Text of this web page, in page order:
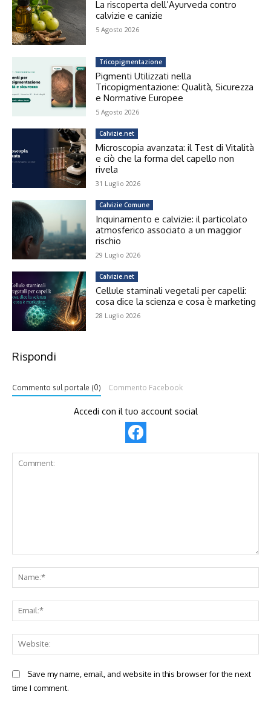
La riscoperta dell’Ayurveda contro
calvizie e canizie
5 Agosto 2026
Tricopigmentazione
Pigmenti Utilizzati nella
Tricopigmentazione: Qualità, Sicurezza
e Normative Europee
5 Agosto 2026
Calvizie.net
Microscopia avanzata: il Test di Vitalità
e ciò che la forma del capello non
rivela
31 Luglio 2026
Calvizie Comune
Inquinamento e calvizie: il particolato
atmosferico associato a un maggior
rischio
29 Luglio 2026
Calvizie.net
Cellule staminali vegetali per capelli:
cosa dice la scienza e cosa è marketing
28 Luglio 2026
Rispondi
Commento sul portale (0) Commento Facebook
Accedi con il tuo account social
Save my name, email, and website in this browser for the next
time I comment.